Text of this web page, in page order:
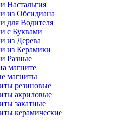
Настальгия
из Обсидиана
для Водителя
с Буквами
из Дерева
из Керамики
Разные
магните
магниты
резиновые
акриловые
закатные
керамические